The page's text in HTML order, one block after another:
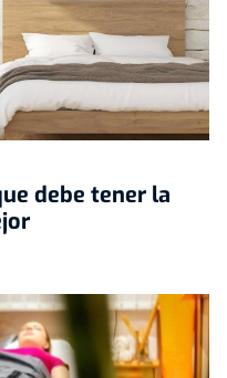
debe tener la